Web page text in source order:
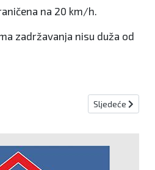
na 20 km/h.
zadržavanja nisu duža od
4.8 stupnjeva po RichteruSljedeći članak:
Sljedeće